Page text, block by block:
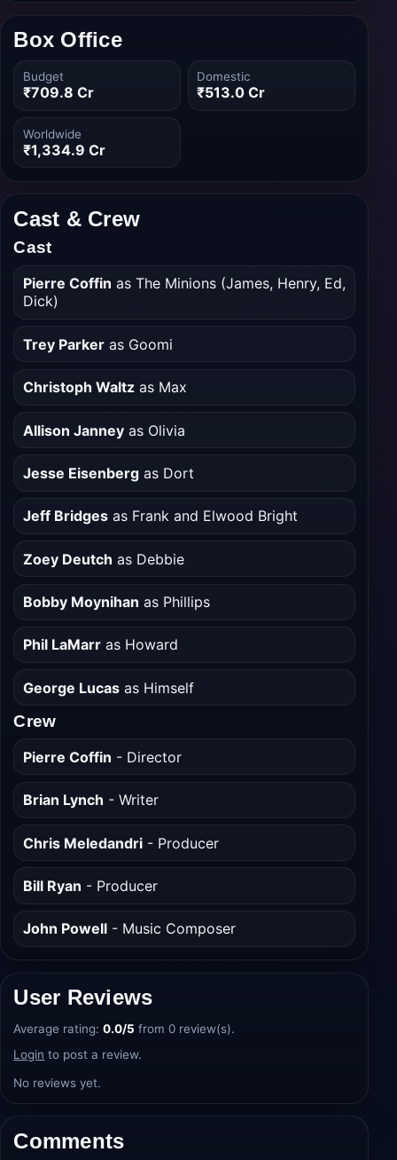
Box Office
Budget
₹709.8 Cr
Domestic
₹513.0 Cr
Worldwide
₹1,334.9 Cr
Cast & Crew
Cast
Pierre Coffin as The Minions (James, Henry, Ed,
Dick)
Trey Parkeras Goomi
Christoph Waltzas Max
Allison Janneyas Olivia
Jesse Eisenbergas Dort
Jeff Bridgesas Frank and Elwood Bright
Zoey Deutch as Debbie
Bobby Moynihan as Phillips
Phil LaMarras Howard
George Lucasas Himself
Crew
Pierre Coffin - Director
Brian Lynch - Writer
Chris Meledandri- Producer
Bill Ryan - Producer
John Powell- Music Composer
User Reviews
Average rating:0.0/5 from 0 review(s).
Login to post a review.
No reviews yet.
Comments